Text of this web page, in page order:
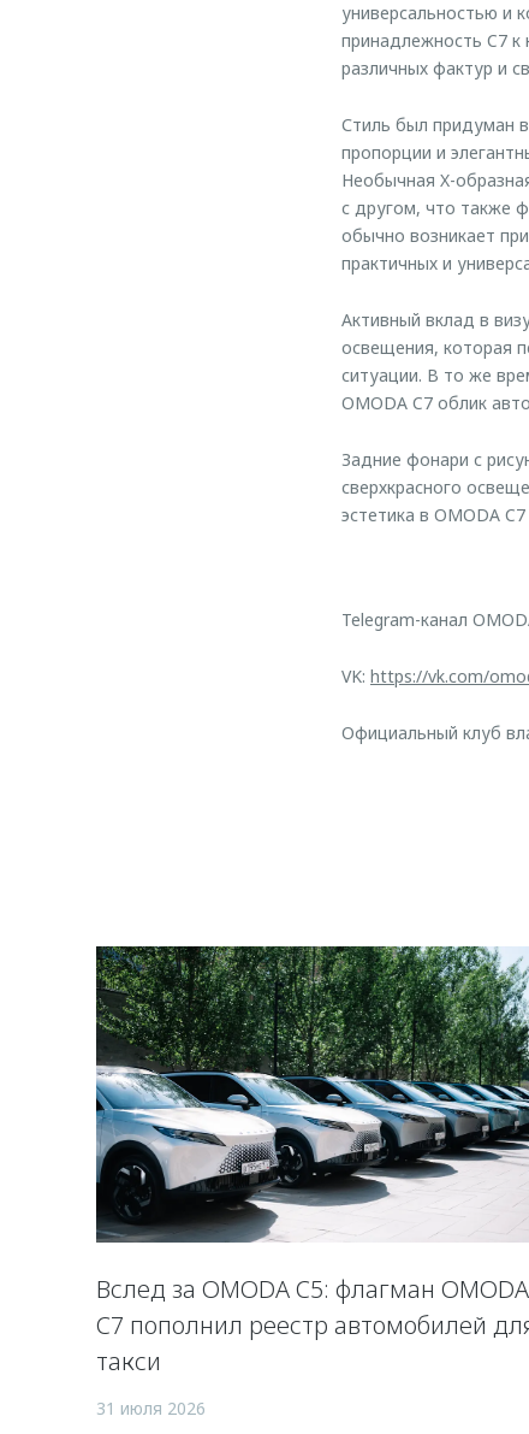
универсальностью и
принадлежность C7 к
различных фактур и
Стиль был придуман
пропорции и
Необычная X-
с другом, что также
обычно возникает
практичных и
Активный вклад в
освещения, которая
ситуации. В то же
OMODA C7 облик
Задние фонари с
сверхкрасного
эстетика в OMODA
Telegram-канал
VK: https://vk.com/
Официальный клуб
Вслед за OMODA C5: флагман OMODA
C7 пополнил реестр автомобилей
такси
31 июля 2026